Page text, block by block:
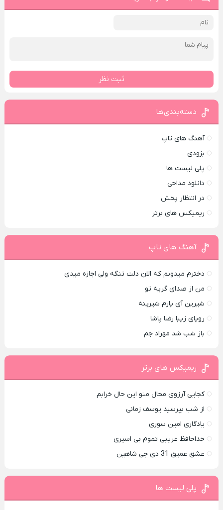
ثبت نظر
دسته‌بندی‌ها
آهنگ های تاپ
بزودی
پلی لیست ها
دانلود مداحی
در انتظار پخش
ریمیکس های برتر
آهنگ های تاپ
دخترم میدونم که الان دلت تنگه ولی اجازه میدی
من از صدای گريه تو
شیرین آی یارم شیرینه
رویای زیبا رضا پاشا
باز شب شد مهراد جم
ریمیکس های برتر
کجایی آرزوی محال منو این حال خرابم
از شب بپرسید یوسف زمانی
یادگاری امین سوری
خداحافظ غریبی تموم بی اسیری
عشق عمیق 31 دی جی شاهین
پلی لیست ها